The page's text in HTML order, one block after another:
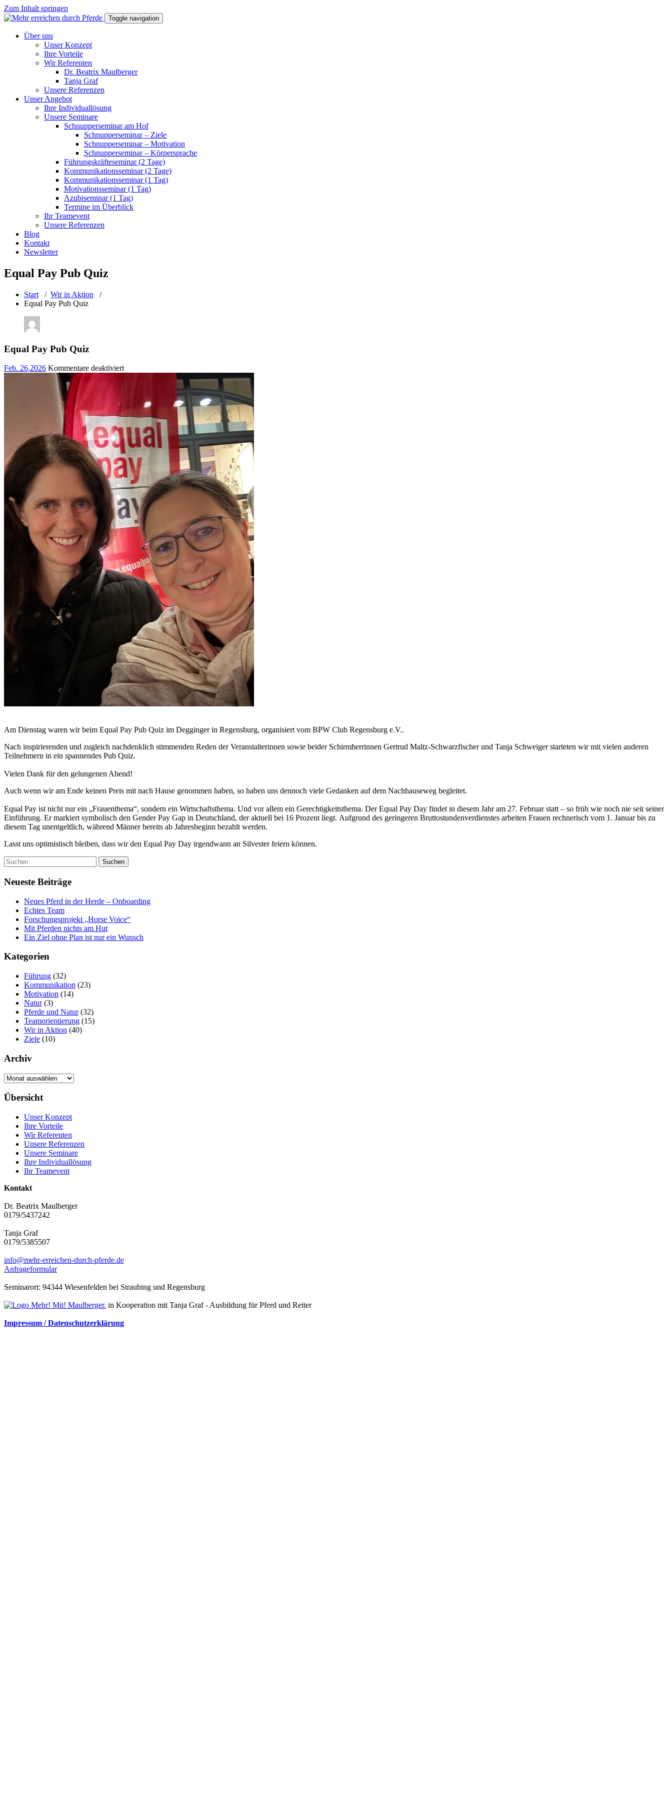
Zum Inhalt springen
Toggle navigation
Über uns
Unser Konzept
Ihre Vorteile
Wir Referenten
Dr. Beatrix Maulberger
Tanja Graf
Unsere Referenzen
Unser Angebot
Ihre Individuallösung
Unsere Seminare
Schnupperseminar am Hof
Schnupperseminar – Ziele
Schnupperseminar – Motivation
Schnupperseminar – Körpersprache
Führungskräfteseminar (2 Tage)
Kommunikationsseminar (2 Tage)
Kommunikationsseminar (1 Tag)
Motivationsseminar (1 Tag)
Azubiseminar (1 Tag)
Termine im Überblick
Ihr Teamevent
Unsere Referenzen
Blog
Kontakt
Newsletter
Equal Pay Pub Quiz
Start / Wir in Aktion /
Equal Pay Pub Quiz
Equal Pay Pub Quiz
Feb. 26,2026 Kommentare deaktiviertfür
Am Dienstag waren wir beim Equal Pay Pub Quiz im Degginger in Regensburg, organisiert vom BPW Club Regensburg e.V..
Nach inspirierenden und zugleich nachdenklich stimmenden Reden der Veranstalterinnen sowie beider Schirmherrinnen Gertrud Maltz-Schwarzfischer und Tanja Schweiger starteten wir mit vielen anderen
Teilnehmern in ein spannendes Pub Quiz.
Vielen Dank für den gelungenen Abend!
Auch wenn wir am Ende keinen Preis mit nach Hause genommen haben, so haben uns dennoch viele Gedanken auf dem Nachhauseweg begleitet.
Equal Pay ist nicht nur ein „Frauenthema“, sondern ein Wirtschaftsthema. Und vor allem ein Gerechtigkeitsthema. Der Equal Pay Day findet in diesem Jahr am 27. Februar statt ­– so früh wie noch nie seit seiner
Einführung. Er markiert symbolisch den Gender Pay Gap in Deutschland, der aktuell bei 16 Prozent liegt. Aufgrund des geringeren Bruttostundenverdienstes arbeiten Frauen rechnerisch vom 1. Januar bis zu
diesem Tag unentgeltlich, während Männer bereits ab Jahresbeginn bezahlt werden.
Lasst uns optimistisch bleiben, dass wir den Equal Pay Day irgendwann an Silvester feiern können.
Neueste Beiträge
Neues Pferd in der Herde – Onboarding
Echtes Team
Forschungsprojekt „Horse Voice“
Mit Pferden nichts am Hut
Ein Ziel ohne Plan ist nur ein Wunsch
Kategorien
Führung (32)
Kommunikation (23)
Motivation (14)
Natur(3)
Pferde und Natur(32)
Teamorientierung (15)
Wir in Aktion (40)
Ziele (10)
Archiv
Archiv
Übersicht
Unser Konzept
Ihre Vorteile
Wir Referenten
Unsere Referenzen
Unsere Seminare
Ihre Individuallösung
Ihr Teamevent
Kontakt
Dr. Beatrix Maulberger
0179/5437242
Tanja Graf
0179/5385507
info@mehr-erreichen-durch-pferde.de
Anfrageformular
Seminarort: 94344 Wiesenfelden bei Straubing und Regensburg
in Kooperation mit Tanja Graf - Ausbildung für Pferd und Reiter
Impressum / Datenschutzerklärung